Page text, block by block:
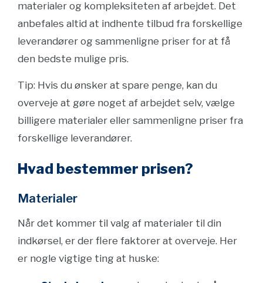
materialer og kompleksiteten af arbejdet. Det
anbefales altid at indhente tilbud fra forskellige
leverandører og sammenligne priser for at få
den bedste mulige pris.
Tip: Hvis du ønsker at spare penge, kan du
overveje at gøre noget af arbejdet selv, vælge
billigere materialer eller sammenligne priser fra
forskellige leverandører.
Hvad bestemmer prisen?
Materialer
Når det kommer til valg af materialer til din
indkørsel, er der flere faktorer at overveje. Her
er nogle vigtige ting at huske: